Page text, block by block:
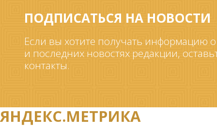
ПОДПИСАТЬСЯ НА НОВОСТИ
Если вы хотите получать информацию
и последних новостях редакции,
контакты.
ЯНДЕКС.МЕТРИКА